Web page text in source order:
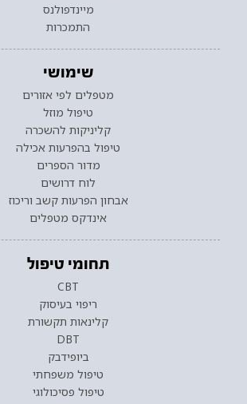
מיינדפולנס
התמכרות
שימושי
מטפלים לפי אזורים
טיפול מוזל
קליניקות להשכרה
טיפול בהפרעות אכילה
מדור הספרים
לוח דרושים
אבחון הפרעות קשב וריכוז
אינדקס מטפלים
תחומי טיפול
CBT
ריפוי בעיסוק
קלינאות תקשורת
DBT
ביופידבק
טיפול משפחתי
טיפול פסיכולוגי